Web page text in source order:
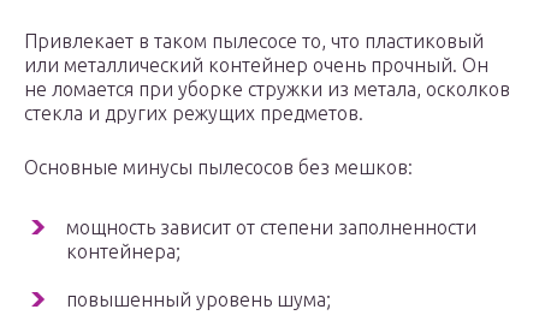
Привлекает в таком пылесосе то, что пластиковый
или металлический контейнер очень прочный. Он
не ломается при уборке стружки из метала, осколков
стекла и других режущих предметов.
Основные минусы пылесосов без мешков:
мощность зависит от степени заполненности
контейнера;
повышенный уровень шума;